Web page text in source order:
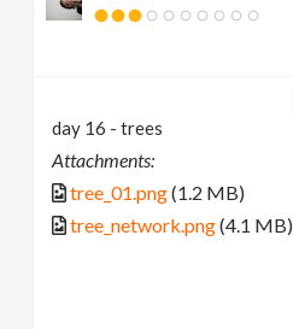
day 16 - trees
Attachments:
tree_01.png(1.2 MB)
tree_network.png(4.1 MB)